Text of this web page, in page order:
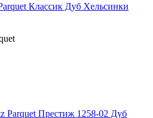
Классик Дуб Хельсинки